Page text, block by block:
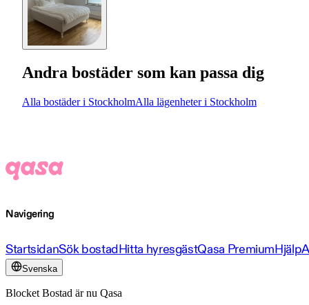
Andra bostäder som kan passa dig
Alla bostäder i StockholmAlla lägenheter i Stockholm
Navigering
StartsidanSök bostadHitta hyresgästQasa PremiumHjälp
Svenska
Blocket Bostad är nu Qasa